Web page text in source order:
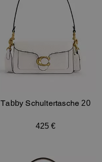
Tabby Schultertasche 20
425 €